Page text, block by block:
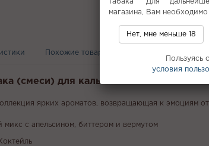
Похожие товары
(смеси) для кальяна Chabacco Mix
ярких ароматов, возвращающая к эмоциям
микс с апельсином, биттером и вермутом
табака" Для
магазина, Вам
Нет, мне меньше 18
Пользуясь
условия